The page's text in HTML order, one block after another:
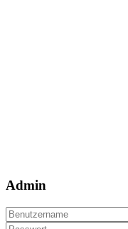
Admin